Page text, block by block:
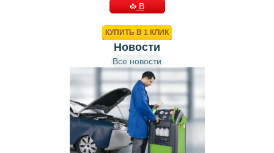
В
КУПИТЬ В 1 КЛИК
Новости
Все новости